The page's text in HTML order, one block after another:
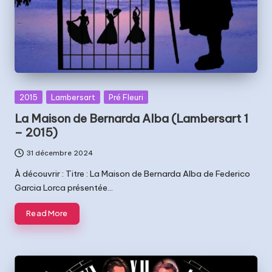
Posted
2015 Lambersart Pré Fleuri
La Maison de Bernarda Alba (Lambersart 1
– 2015)
31 décembre 2024
À découvrir : Titre : La Maison de Bernarda Alba de Federico
Garcia Lorca présentée…
Read More